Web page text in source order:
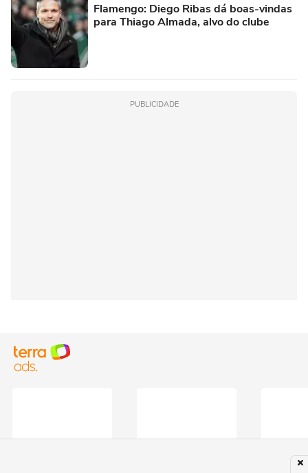
Flamengo: Diego Ribas dá boas-vindas
para Thiago Almada, alvo do clube
PUBLICIDADE